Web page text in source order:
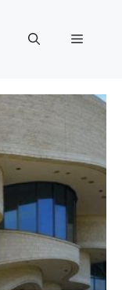
Menu